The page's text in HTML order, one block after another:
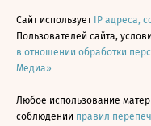
Сайт использует IP адреса,
Пользователей сайта,
в отношении обработки
Медиа»
Любое использование
соблюдении правил